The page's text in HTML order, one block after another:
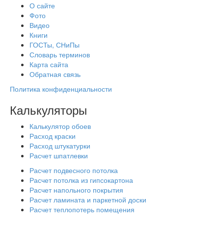
О сайте
Фото
Видео
Книги
ГОСТы, СНиПы
Словарь терминов
Карта сайта
Обратная связь
Политика конфиденциальности
Калькуляторы
Калькулятор обоев
Расход краски
Расход штукатурки
Расчет шпатлевки
Расчет подвесного потолка
Расчет потолка из гипсокартона
Расчет напольного покрытия
Расчет ламината и паркетной доски
Расчет теплопотерь помещения